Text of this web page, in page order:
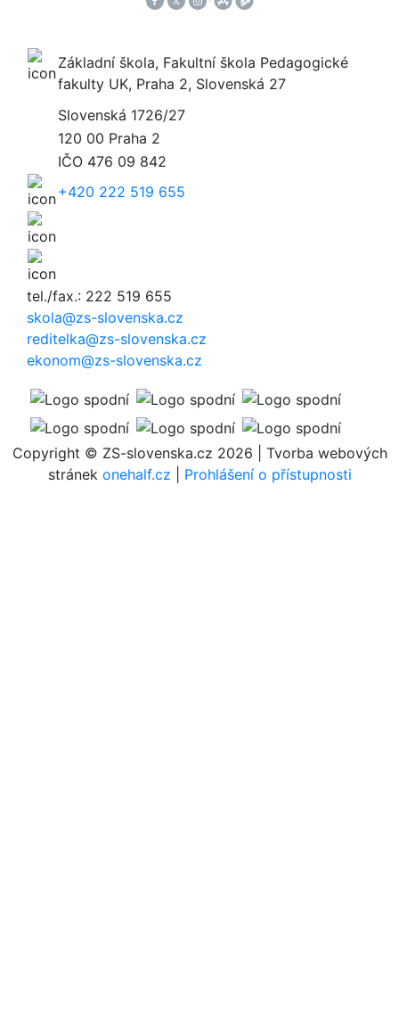
Základní škola, Fakultní škola Pedagogické
fakulty UK, Praha 2, Slovenská 27
Slovenská 1726/27
120 00 Praha 2
IČO 476 09 842
+420 222 519 655
tel./fax.: 222 519 655
skola@zs-slovenska.cz
reditelka@zs-slovenska.cz
ekonom@zs-slovenska.cz
Copyright © ZS-slovenska.cz 2026 | Tvorba webových
stránek onehalf.cz Prohlášení o přístupnosti